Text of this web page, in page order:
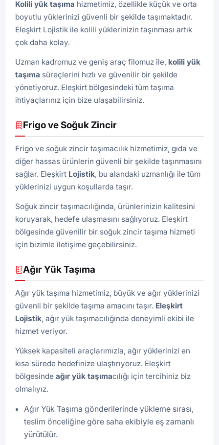
Kolili yük taşıma hizmetimiz, özellikle küçük ve orta
boyutlu yüklerinizi güvenli bir şekilde taşımaktadır.
Eleşkirt Lojistik ile kolili yüklerinizin taşınması artık
çok daha kolay.
Uzman kadromuz ve geniş araç filomuz ile, kolili yük
taşıma süreçlerini hızlı ve güvenilir bir şekilde
yönetiyoruz. Eleşkirt bölgesindeki tüm taşıma
ihtiyaçlarınız için bize ulaşabilirsiniz.
Frigo ve Soğuk Zincir
Frigo ve soğuk zincir taşımacılık hizmetimiz, gıda ve
diğer hassas ürünlerin güvenli bir şekilde taşınmasını
sağlar. Eleşkirt Lojistik, bu alandaki uzmanlığı ile tüm
yüklerinizi uygun koşullarda taşır.
Soğuk zincir taşımacılığında, ürünlerinizin kalitesini
koruyarak, hedefe ulaşmasını sağlıyoruz. Eleşkirt
bölgesinde güvenilir bir soğuk zincir taşıma hizmeti
için bizimle iletişime geçebilirsiniz.
Ağır Yük Taşıma
Ağır yük taşıma hizmetimiz, büyük ve ağır yüklerinizi
güvenli bir şekilde taşıma amacını taşır. Eleşkirt
Lojistik, ağır yük taşımacılığında deneyimli ekibi ile
hizmet veriyor.
Yüksek kapasiteli araçlarımızla, ağır yüklerinizi en
kısa sürede hedefinize ulaştırıyoruz. Eleşkirt
bölgesinde ağır yük taşımacılığı için tercihiniz biz
olmalıyız.
Ağır Yük Taşıma gönderilerinde yükleme sırası,
teslim önceliğine göre saha ekibiyle eş zamanlı
yürütülür.